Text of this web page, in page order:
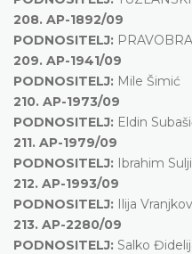
208. AP-1892/09
PODNOSITELJ:
209. AP-1941/09
PODNOSITELJ: Mile Šimić
210. AP-1973/09
PODNOSITELJ: Eldin
211. AP-1979/09
PODNOSITELJ: Ibrahim
212. AP-1993/09
PODNOSITELJ: Ilija
213. AP-2280/09
PODNOSITELJ: Salko